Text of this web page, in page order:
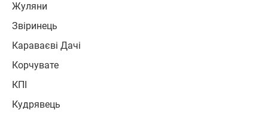
Жуляни
Звіринець
Караваєві Дачі
Корчувате
КПІ
Кудрявець